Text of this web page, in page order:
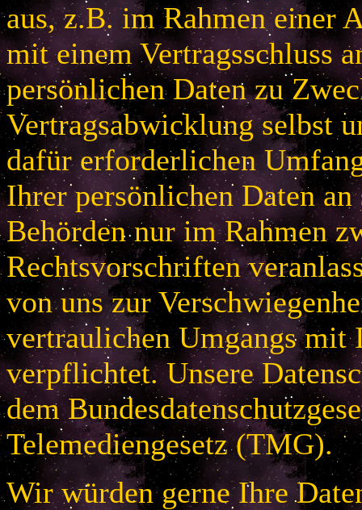
aus, z.B. im Rahmen einer
mit einem Vertragsschluss
persönlichen Daten zu
Vertragsabwicklung selbst
dafür erforderlichen
Ihrer persönlichen Daten
Behörden nur im Rahmen
Rechtsvorschriften
von uns zur
vertraulichen Umgangs mit
verpflichtet. Unsere
dem
Telemediengesetz (TMG).
Wir würden gerne Ihre